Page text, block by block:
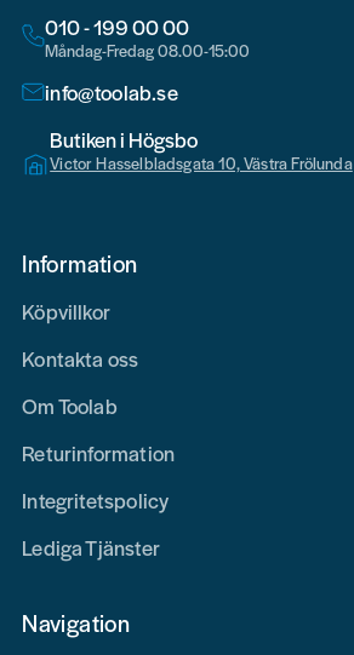
010 - 199 00 00
Måndag-Fredag 08.00-15:00
info@toolab.se
Butiken i Högsbo
Victor Hasselbladsgata 10, Västra Frölunda
Information
Köpvillkor
Kontakta oss
Om Toolab
Returinformation
Integritetspolicy
Lediga Tjänster
Navigation